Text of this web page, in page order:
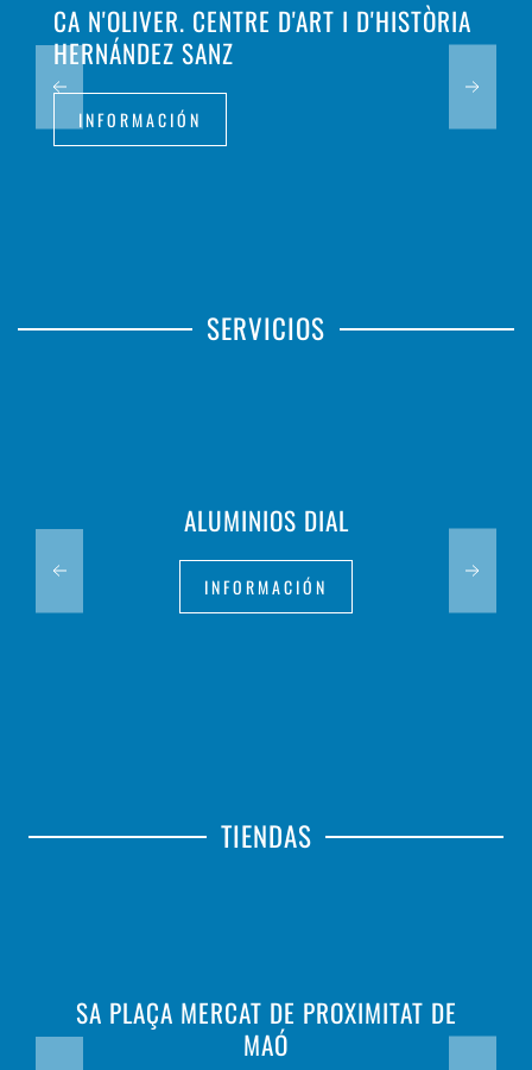
CA N'OLIVER. CENTRE D'ART I D'HISTÒRIA
HERNÁNDEZ SANZ
INFORMACIÓN
SERVICIOS
ALUMINIOS DIAL
INFORMACIÓN
TIENDAS
SA PLAÇA MERCAT DE PROXIMITAT DE
MAÓ